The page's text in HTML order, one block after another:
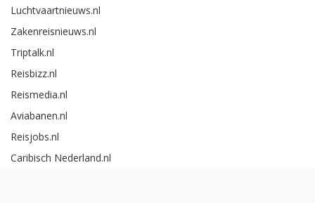
Luchtvaartnieuws.nl
Zakenreisnieuws.nl
Triptalk.nl
Reisbizz.nl
Reismedia.nl
Aviabanen.nl
Reisjobs.nl
Caribisch Nederland.nl